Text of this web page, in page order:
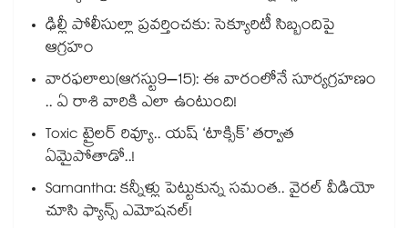
ఢిల్లీ పోలీసుల్లా ప్రవర్తించకు: సెక్యూరిటీ సిబ్బందిపై
ఆగ్రహం
వారఫలాలు(ఆగస్టు9–15): ఈ వారంలోనే సూర్యగ్రహణం
.. ఏ రాశి వారికి ఎలా ఉంటుంది!
Toxic ట్రైలర్ రివ్యూ.. యష్ ‘టాక్సిక్’ తర్వాత
ఏమైపోతాడో..!
Samantha: కన్నీళ్లు పెట్టుకున్న సమంత.. వైరల్ వీడియో
చూసి ఫ్యాన్స్ ఎమోషనల్!